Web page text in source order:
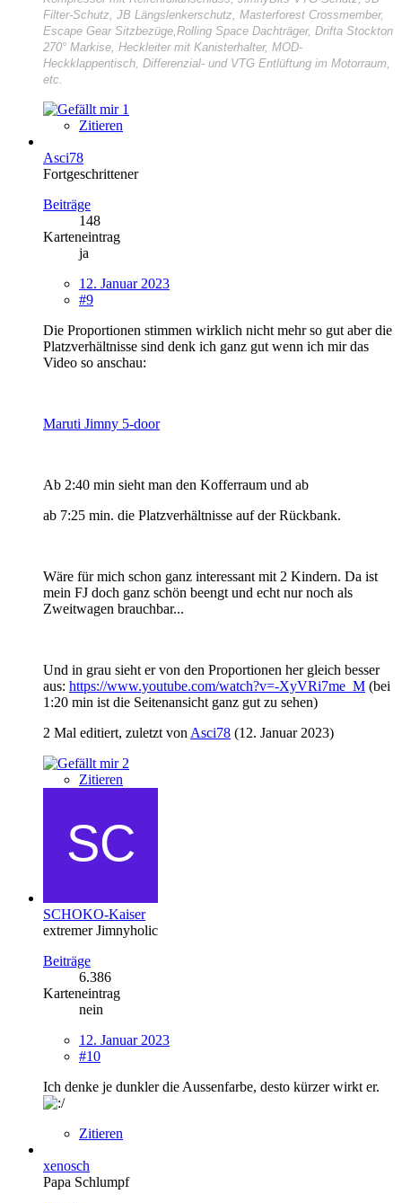
Filter-Schutz, JB Längslenkerschutz, Masterforest Crossmember,
Escape Gear Sitzbezüge,Rolling Space Dachträger, Drifta Stockton
270° Markise, Heckleiter mit Kanisterhalter, MOD-
Heckklappentisch, Differenzial- und VTG Entlüftung im Motorraum,
etc.
1
Zitieren
Asci78
Fortgeschrittener
Beiträge
148
Karteneintrag
ja
12. Januar 2023
#9
Die Proportionen stimmen wirklich nicht mehr so gut aber die
Platzverhältnisse sind denk ich ganz gut wenn ich mir das
Video so anschau:
Maruti Jimny 5-door
Ab 2:40 min sieht man den Kofferraum und ab
ab 7:25 min. die Platzverhältnisse auf der Rückbank.
Wäre für mich schon ganz interessant mit 2 Kindern. Da ist
mein FJ doch ganz schön beengt und echt nur noch als
Zweitwagen brauchbar...
Und in grau sieht er von den Proportionen her gleich besser
aus: https://www.youtube.com/watch?v=-XyVRi7me_M (bei
1:20 min ist die Seitenansicht ganz gut zu sehen)
2 Mal editiert, zuletzt von Asci78 (12. Januar 2023)
2
Zitieren
SCHOKO-Kaiser
extremer Jimnyholic
Beiträge
6.386
Karteneintrag
nein
12. Januar 2023
#10
Ich denke je dunkler die Aussenfarbe, desto kürzer wirkt er.
Zitieren
xenosch
Papa Schlumpf